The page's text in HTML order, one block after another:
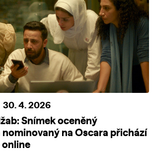
30. 4. 2026
Snímek oceněný
nominovaný na Oscara přichází
online